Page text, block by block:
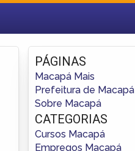
Fazer login
Criar conta
PÁGINAS
Macapá Mais
Prefeitura de Macapá
Sobre Macapá
CATEGORIAS
Cursos Macapá
Empregos Macapá